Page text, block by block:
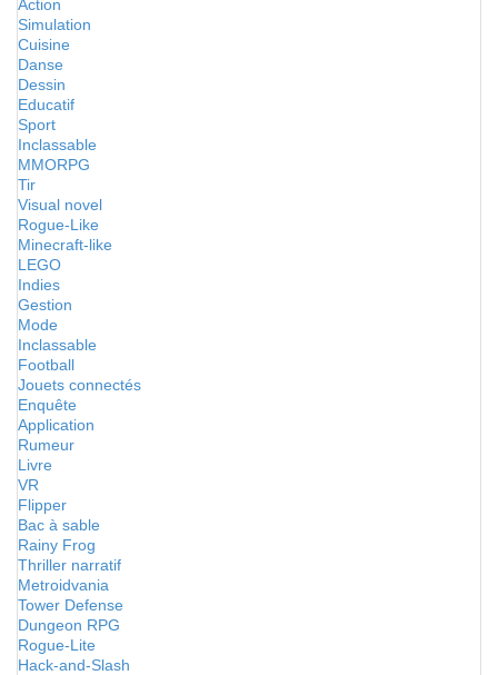
Action
Simulation
Cuisine
Danse
Dessin
Educatif
Sport
Inclassable
MMORPG
Tir
Visual novel
Rogue-Like
Minecraft-like
LEGO
Indies
Gestion
Mode
Inclassable
Football
Jouets connectés
Enquête
Application
Rumeur
Livre
VR
Flipper
Bac à sable
Rainy Frog
Thriller narratif
Metroidvania
Tower Defense
Dungeon RPG
Rogue-Lite
Hack-and-Slash